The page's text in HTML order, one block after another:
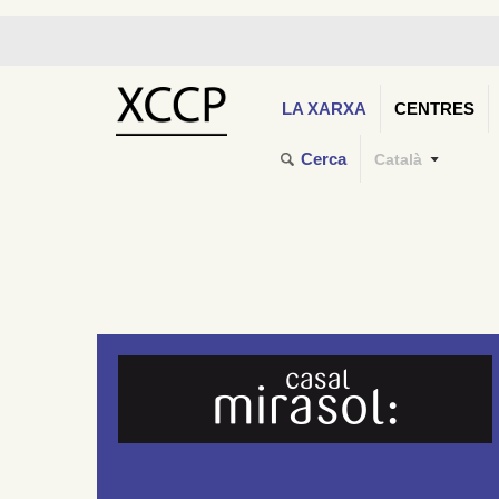
LA XARXA CENTRES
Cerca Català